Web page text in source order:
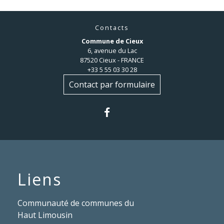
Contacts
Commune de Cieux
6, avenue du Lac
87520 Cieux - FRANCE
+33 5 55 03 30 28
Contact par formulaire
Liens
Communauté de communes du
Haut Limousin